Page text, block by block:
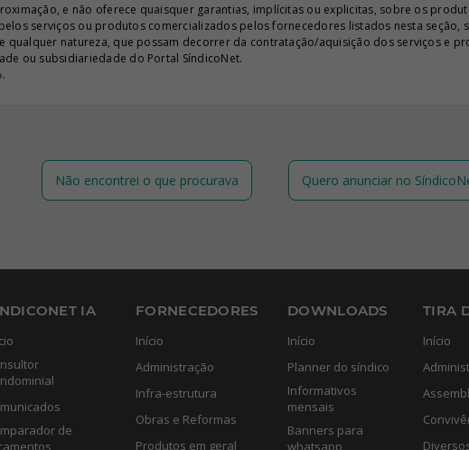
e não oferece quaisquer garantias, implícitas ou explicitas, sobre os
serviços ou produtos comercializados pelos fornecedores listados nesta
qualquer natureza, que possam decorrer da contratação/aquisição dos serviços e
ou subsidiariedade do Portal SíndicoNet.
.
Não encontrei o que procurava Quero anunciar no
IA
de
FORNECEDORES
Início
Administração
Infra-estrutura
Obras e Reformas
Produtos em geral
DOWNLOADS
Início
Planner do síndico
Informativos
mensais
Banners para
whatsapp
TIRA
Início